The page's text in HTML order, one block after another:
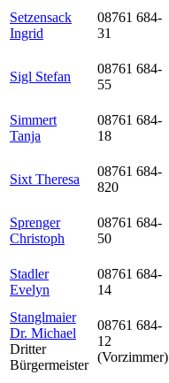
Setzensack
Ingrid
08761 684-
31
Sigl Stefan
08761 684-
55
Simmert
Tanja
08761 684-
18
Sixt Theresa
08761 684-
820
Sprenger
Christoph
08761 684-
50
Stadler
Evelyn
08761 684-
14
Stanglmaier
Dr. Michael
Dritter
Bürgermeister
08761 684-
12
(Vorzimmer)